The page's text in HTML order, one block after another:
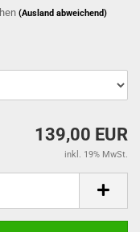
(Ausland abweichend)
139,00 EUR
inkl. 19% MwSt.